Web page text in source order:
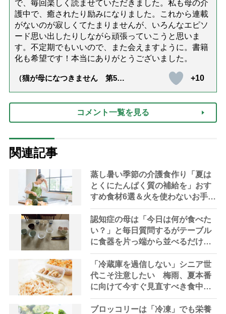
で、毎回楽しく読ませていただきました。私も母の介
護中で、癒されたり励みになりました。これから連載
がないのが寂しくてたまりませんが、いろんなエピソ
ード思い出したりしながら頑張っていこうと思いま
す。不定期でもいいので、また会えますように。書籍
化も希望です！本当にありがとうございました。
（猫が母になつきません 第500
+10
コメント一覧を見る
関連記事
蒸し暑い季節の介護食作り「夏は
とくにたんぱく質の補給を」おす
すめ食材6選＆火を使わないお手軽
レシピ3選【管理栄養士提案】
認知症の母は「今日は何が食べた
い？」と毎日質問するがテーブル
に食器を片っ端から並べるだけ―
困った息子の対処法とものがない
現在の台所の意味
「冷蔵庫を過信しない」シニア世
代こそ注意したい 梅雨、夏本番
に向けて今すぐ見直すべき食中毒
対策を家事アドバイザーが指南
ブロッコリーは「冷凍」でも栄養